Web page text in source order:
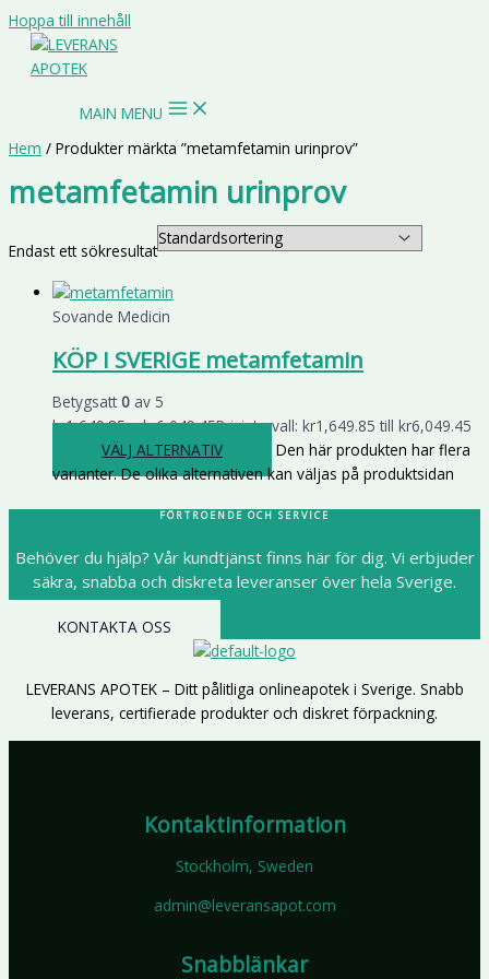
Hoppa till innehåll
MAIN MENU
Hem / Produkter märkta ”metamfetamin urinprov”
metamfetamin urinprov
Endast ett sökresultat
Sovande Medicin
KÖP I SVERIGE metamfetamin
Betygsatt 0 av 5
kr1,649.85 – kr6,049.45Prisintervall: kr1,649.85 till kr6,049.45
VÄLJ ALTERNATIV
Den här produkten har flera
varianter. De olika alternativen kan väljas på produktsidan
FÖRTROENDE OCH SERVICE
Behöver du hjälp? Vår kundtjänst finns här för dig. Vi erbjuder
säkra, snabba och diskreta leveranser över hela Sverige.
KONTAKTA OSS
LEVERANS APOTEK – Ditt pålitliga onlineapotek i Sverige. Snabb
leverans, certifierade produkter och diskret förpackning.
Kontaktinformation
Stockholm, Sweden
admin@leveransapot.com
Snabblänkar